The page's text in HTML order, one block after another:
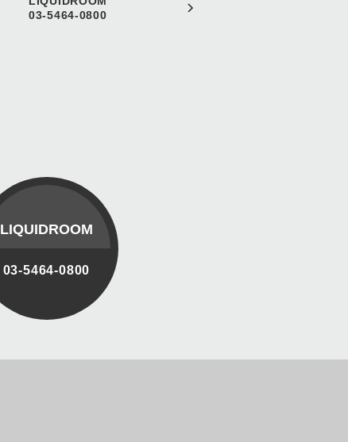
03-5464-0800
LIQUIDROOM
03-5464-0800